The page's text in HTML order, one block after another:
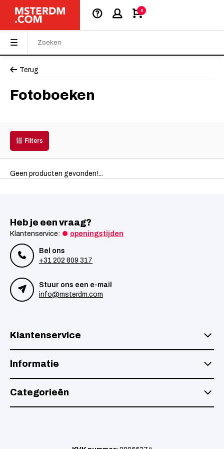
0
Terug
Fotoboeken
Filters
Geen producten gevonden!...
Heb je een vraag?
Klantenservice: openingstijden
Bel ons
+31 202 809 317
Stuur ons een e-mail
info@msterdm.com
Klantenservice
Informatie
Categorieën